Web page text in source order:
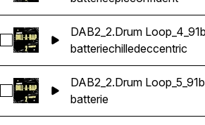
Sélectionnez DAB2_2.Drum
DAB2_2.Drum
batteriechilledeccentric
Sélectionnez DAB2_2.Drum
DAB2_2.Drum
batterie